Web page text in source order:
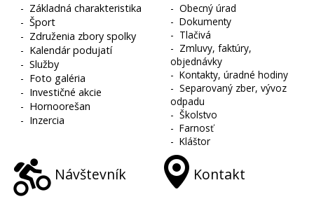
- Základná charakteristika
-Šport
- Združenia zbory spolky
- Kalendár podujatí
-Služby
- Foto galéria
- Investičné akcie
- Hornoorešan
- Inzercia
-Obecný úrad
-Dokumenty
- Tlačivá
- Zmluvy, faktúry,
objednávky
-Kontakty, úradné hodiny
-Separovaný zber, vývoz
odpadu
-Školstvo
-Farnosť
-Kláštor
Návštevník Kontakt